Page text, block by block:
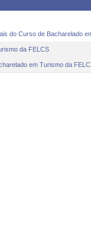
do Curso de Bacharelado
da FELCS
em Turismo da